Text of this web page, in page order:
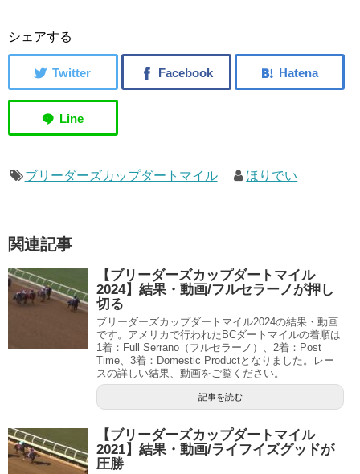
シェアする
ブリーダーズカップダートマイル ほりでい
関連記事
【ブリーダーズカップダートマイル
2024】結果・動画/フルセラーノが押し
切る
ブリーダーズカップダートマイル2024の結果・動画
です。アメリカで行われたBCダートマイルの着順は
1着：Full Serrano（フルセラーノ）、2着：Post
Time、3着：Domestic Productとなりました。レー
スの詳しい結果、動画をご覧ください。
記事を読む
【ブリーダーズカップダートマイル
2021】結果・動画/ライフイズグッドが
圧勝